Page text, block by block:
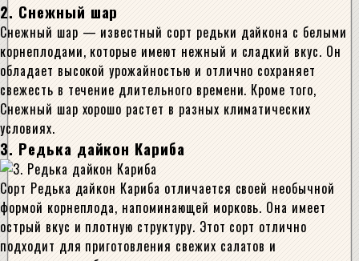
2. Снежный шар
Снежный шар — известный сорт редьки дайкона с белыми
корнеплодами, которые имеют нежный и сладкий вкус. Он
обладает высокой урожайностью и отлично сохраняет
свежесть в течение длительного времени. Кроме того,
Снежный шар хорошо растет в разных климатических
условиях.
3. Редька дайкон Кариба
Сорт Редька дайкон Кариба отличается своей необычной
формой корнеплода, напоминающей морковь. Она имеет
острый вкус и плотную структуру. Этот сорт отлично
подходит для приготовления свежих салатов и